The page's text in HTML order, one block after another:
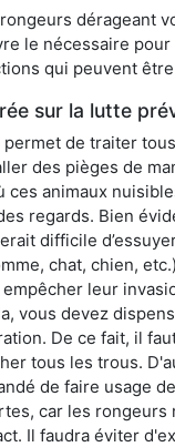
dérageant
le nécessaire pour
qui peuvent
sur la lutte
permet de traiter
des pièges de
ces animaux
regards. Bien
difficile
chat, chien,
leur
vous devez
De ce fait, il
tous les trous.
de faire usage
car les rongeurs
Il faudra éviter